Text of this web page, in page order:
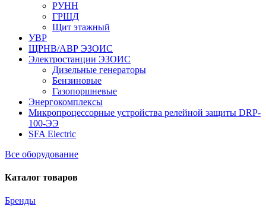
РУНН
ГРЩД
Щит этажный
УВР
ЩРНВ/АВР ЭЗОИС
Электростанции ЭЗОИС
Дизельные генераторы
Бензиновые
Газопоршневые
Энергокомплексы
Микропроцессорные устройства релейной защиты DRP-
100-ЭЭ
SFA Electric
Все оборудование
Каталог товаров
Бренды